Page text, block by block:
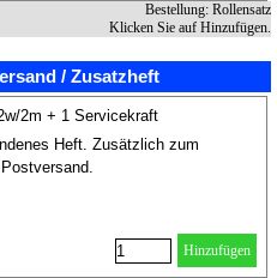
Bestellung: Rollensatz
Klicken Sie auf Hinzufügen.
/ Zusatzheft
2m + 1 Servicekraft
Heft. Zusätzlich zum
Hinzufügen